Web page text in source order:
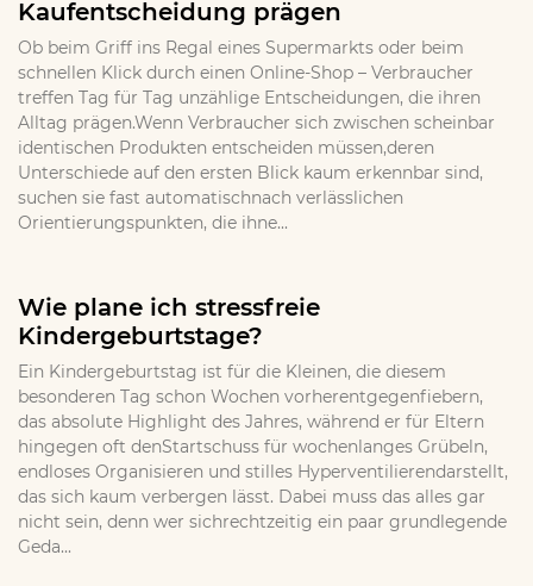
Kaufentscheidung prägen
Ob beim Griff ins Regal eines Supermarkts oder beim
schnellen Klick durch einen Online-Shop – Verbraucher
treffen Tag für Tag unzählige Entscheidungen, die ihren
Alltag prägen.Wenn Verbraucher sich zwischen scheinbar
identischen Produkten entscheiden müssen,deren
Unterschiede auf den ersten Blick kaum erkennbar sind,
suchen sie fast automatischnach verlässlichen
Orientierungspunkten, die ihne...
Wie plane ich stressfreie
Kindergeburtstage?
Ein Kindergeburtstag ist für die Kleinen, die diesem
besonderen Tag schon Wochen vorherentgegenfiebern,
das absolute Highlight des Jahres, während er für Eltern
hingegen oft denStartschuss für wochenlanges Grübeln,
endloses Organisieren und stilles Hyperventilierendarstellt,
das sich kaum verbergen lässt. Dabei muss das alles gar
nicht sein, denn wer sichrechtzeitig ein paar grundlegende
Geda...